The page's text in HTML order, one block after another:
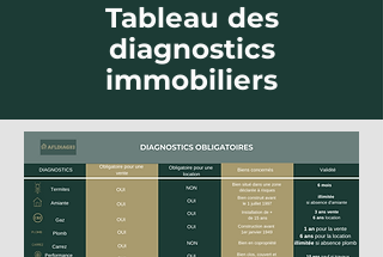
Tableau des
diagnostics
immobiliers